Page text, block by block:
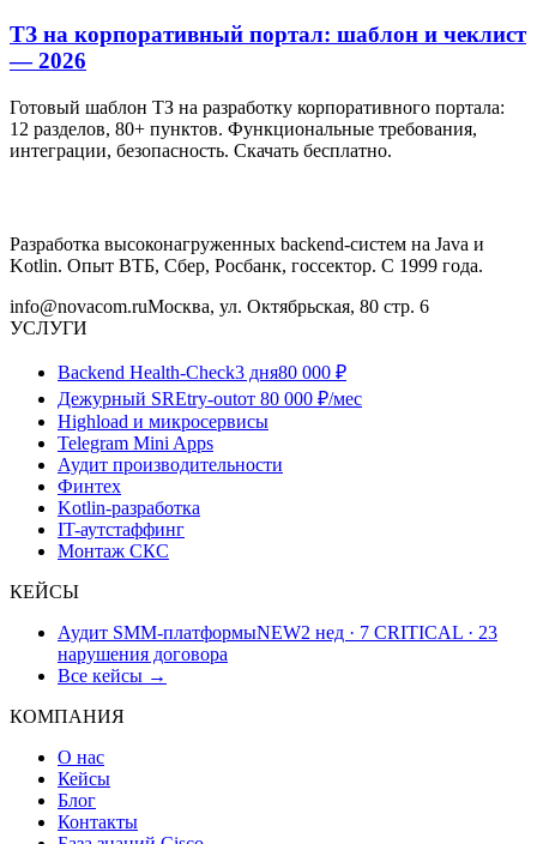
ТЗ на корпоративный портал: шаблон и чеклист
— 2026
Готовый шаблон ТЗ на разработку корпоративного портала:
12 разделов, 80+ пунктов. Функциональные требования,
интеграции, безопасность. Скачать бесплатно.
Разработка высоконагруженных backend-систем на Java и
Kotlin. Опыт ВТБ, Сбер, Росбанк, госсектор. С 1999 года.
info@novacom.ruМосква, ул. Октябрьская, 80 стр. 6
УСЛУГИ
Backend Health-Check3 дня80 000 ₽
Дежурный SREtry-outот 80 000 ₽/мес
Highload и микросервисы
Telegram Mini Apps
Аудит производительности
Финтех
Kotlin-разработка
IT-аутстаффинг
Монтаж СКС
КЕЙСЫ
Аудит SMM-платформыNEW2 нед · 7 CRITICAL · 23
нарушения договора
Все кейсы →
КОМПАНИЯ
О нас
Кейсы
Блог
Контакты